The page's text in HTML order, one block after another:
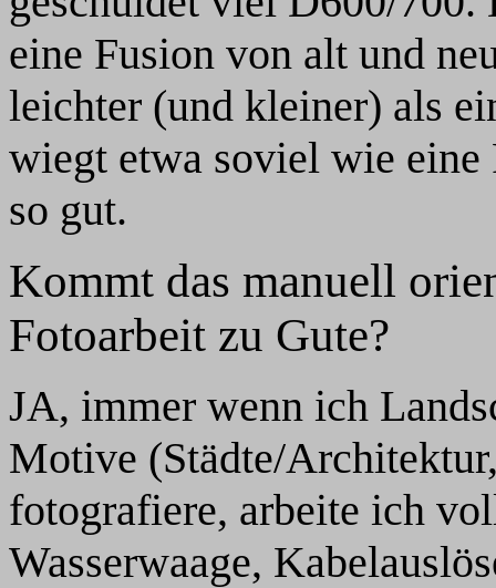
eine Fusion von alt und
leichter (und kleiner) als
wiegt etwa soviel wie
so gut.
Kommt das manuell
Fotoarbeit zu Gute?
JA, immer wenn ich
Motive (Städte/
fotografiere, arbeite ich
Wasserwaage,